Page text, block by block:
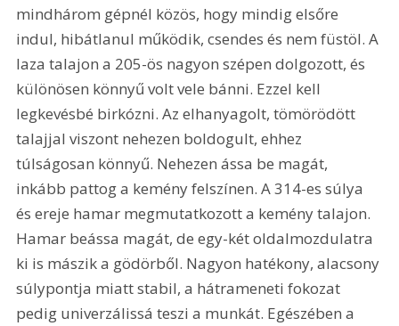
mindhárom gépnél közös, hogy mindig elsőre
indul, hibátlanul működik, csendes és nem füstöl. A
laza talajon a 205-ös nagyon szépen dolgozott, és
különösen könnyű volt vele bánni. Ezzel kell
legkevésbé birkózni. Az elhanyagolt, tömörödött
talajjal viszont nehezen boldogult, ehhez
túlságosan könnyű. Nehezen ássa be magát,
inkább pattog a kemény felszínen. A 314-es súlya
és ereje hamar megmutatkozott a kemény talajon.
Hamar beássa magát, de egy-két oldalmozdulatra
ki is mászik a gödörből. Nagyon hatékony, alacsony
súlypontja miatt stabil, a hátrameneti fokozat
pedig univerzálissá teszi a munkát. Egészében a